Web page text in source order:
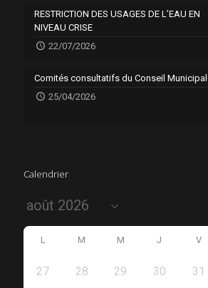
RESTRICTION DES USAGES DE L’EAU EN
NIVEAU CRISE
22/07/2026
Comités consultatifs du Conseil Municipal
25/04/2026
Calendrier
L M M J V
27 28 29 30 31